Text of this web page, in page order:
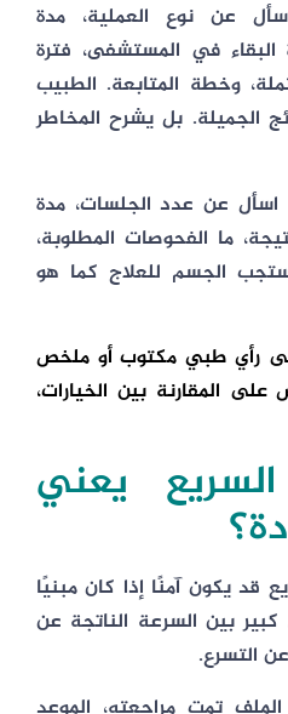
عن نوع العملية، مدة
البقاء في المستشفى، فترة
وخطة المتابعة. الطبيب
الجميلة. بل يشرح المخاطر
اسأل عن عدد الجلسات، مدة
ما الفحوصات المطلوبة،
الجسم للعلاج كما هو
رأي طبي مكتوب أو ملخص
المقارنة بين الخيارات،
يعني
قد يكون آمنًا إذا كان مبنيًا
بين السرعة الناتجة عن
التسرع.